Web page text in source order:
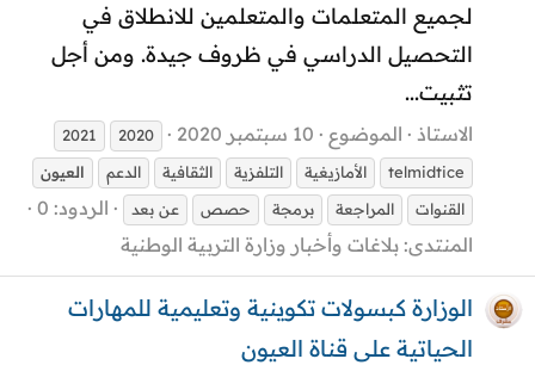
لجميع المتعلمات والمتعلمين للانطلاق في
التحصيل الدراسي في ظروف جيدة. ومن أجل
تثبيت...
الاستاذ الموضوع 10 سبتمبر 2020 2020
2021
telmidtice
الأمازيغية التلفزية الثقافية الدعم
العيون
القنوات
المراجعة برمجة حصص عن بعد
الردود: 0
المنتدى: بلاغات وأخبار وزارة التربية الوطنية
الوزارة كبسولات تكوينية وتعليمية للمهارات
الحياتية على قناة العيون